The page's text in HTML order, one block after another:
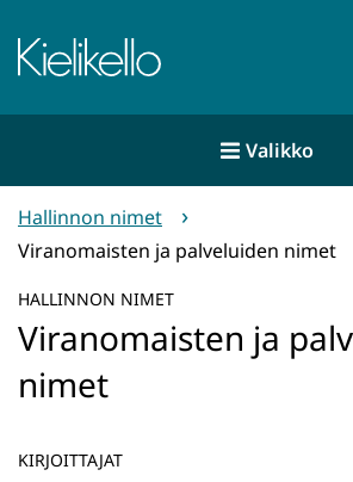
sisältöön
Etusivu
Valikko
Hallinnon nimet
Viranomaisten ja palveluiden nimet
HALLINNON NIMET
Viranomaisten ja
nimet
KIRJOITTAJAT